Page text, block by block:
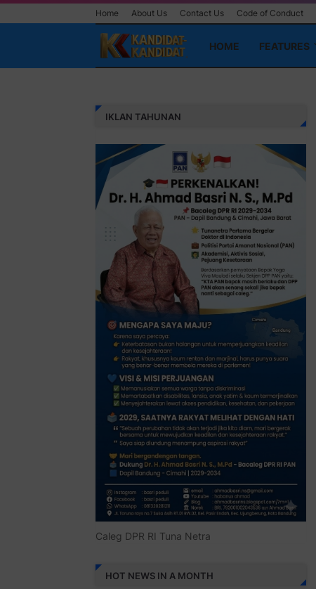
Home About Us Contact Us Code of Conduct
HOME FEATURES
IKLAN TAHUNAN
Caleg DPR RI Tuna Netra
HOT NEWS IN A MONTH